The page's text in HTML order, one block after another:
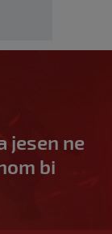
jesen ne
bi